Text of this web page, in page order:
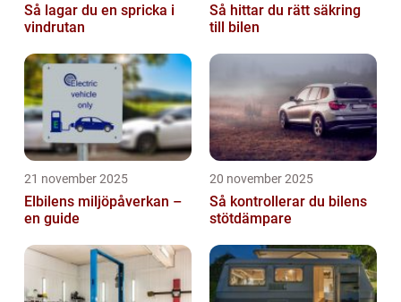
Så lagar du en spricka i
vindrutan
Så hittar du rätt säkring
till bilen
21 november 2025
Elbilens miljöpåverkan –
en guide
20 november 2025
Så kontrollerar du bilens
stötdämpare